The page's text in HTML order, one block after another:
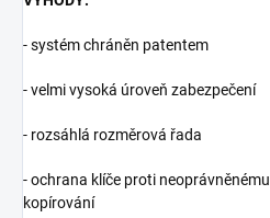
- systém chráněn patentem
- velmi vysoká úroveň zabezpečení
- rozsáhlá rozměrová řada
- ochrana klíče proti neoprávněnému
kopírování